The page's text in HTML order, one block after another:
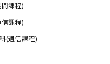
課程)
課程)
(通信課程)